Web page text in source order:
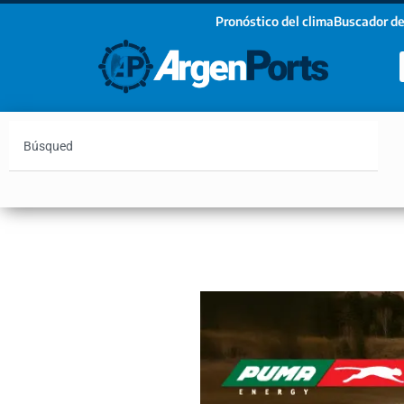
Pronóstico del climaBuscador
¡Sumate a nuestro Newsletter!
Email
Estoy de acuerdo con las condiciones y políticas